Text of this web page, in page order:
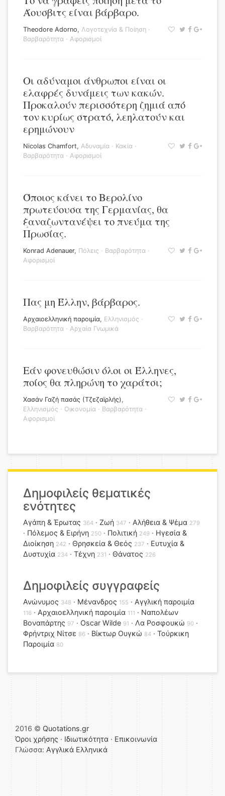
Άουσβιτς είναι βάρβαρο.
Theodore Adorno, Λογοτεχνία & Ποίηση ·
Βαρβαρότητα · Αφορισμοί
Οι αδύναμοι άνθρωποι είναι οι
ελαφρές δυνάμεις των κακών.
Προκαλούν περισσότερη ζημιά από
τον κυρίως στρατό, λεηλατούν και
ερημώνουν
Nicolas Chamfort, Αδυναμία · Κακία ·
Βαρβαρότητα · Αφορισμοί
Όποιος κάνει το Βερολίνο
πρωτεύουσα της Γερμανίας, θα
ξαναζωντανέψει το πνεύμα της
Πρωσίας.
Konrad Adenauer, Πόλεις · Βαρβαρότητα ·
Αφορισμοί
Πας μη Έλλην, βάρβαρος.
Αρχαιοελληνική παροιμία, Ελληνισμός ·
Βαρβαρότητα · Αρχαία Γνωμικά
Εάν φονευθώσιν όλοι οι Έλληνες,
ποίος θα πληρώνη το χαράτσι;
Χασάν Γαζή πασάς (Τζεζαϊρλής),
Ελληνισμός · Οικονομία · Βαρβαρότητα ·
Αφορισμοί
Δημοφιλείς θεματικές
ενότητες
Αγάπη & Έρωτας 364 Ζωή 347 Αλήθεια & Ψέμα 279
Πόλεμος & Ειρήνη 250 Πολιτική 249
Ηγεσία &
Διοίκηση 242 Θρησκεία & Θεός 237
Ευτυχία &
Δυστυχία 234 Τέχνη 231 Θάνατος 226
Δημοφιλείς συγγραφείς
Ανώνυμος 348 Μένανδρος 155 Αγγλική παροιμία
116 Αρχαιοελληνική παροιμία 111
Ναπολέων
Βοναπάρτης 97 Oscar Wilde 91 Λα Ροσφουκώ 90
Φρήντριχ Νίτσε 86 Βίκτωρ Ουγκώ 84
Τούρκικη
Παροιμία 80
2016 © Quotations.gr
Όροι χρήσης · Ιδιωτικότητα · Επικοινωνία
Γλώσσα: Αγγλικά Ελληνικά